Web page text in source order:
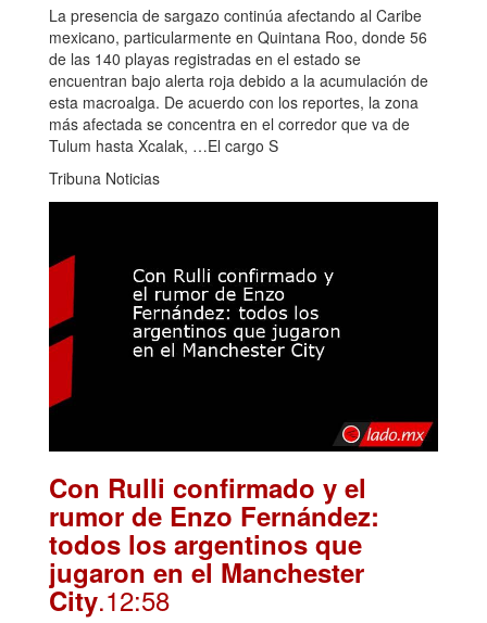
La presencia de sargazo continúa afectando al Caribe
mexicano, particularmente en Quintana Roo, donde 56
de las 140 playas registradas en el estado se
encuentran bajo alerta roja debido a la acumulación de
esta macroalga. De acuerdo con los reportes, la zona
más afectada se concentra en el corredor que va de
Tulum hasta Xcalak, …El cargo S
Tribuna Noticias
Con Rulli confirmado y el
rumor de Enzo Fernández:
todos los argentinos que
jugaron en el Manchester
City.12:58